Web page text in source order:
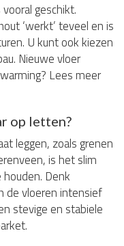
geschikt.
‘werkt’ teveel en is
U kunt ook kiezen
Nieuwe vloer
Lees meer
op letten?
leggen, zoals grenen
is het slim
Denk
de vloeren intensief
stevige en stabiele